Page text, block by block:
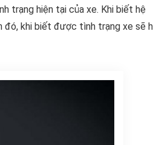
trạng hiện tại của xe. Khi biết hệ
đó, khi biết được tình trạng xe sẽ